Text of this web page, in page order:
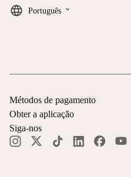
Português keyboard_arrow_down
Métodos de pagamento
Obter a aplicação
Siga-nos